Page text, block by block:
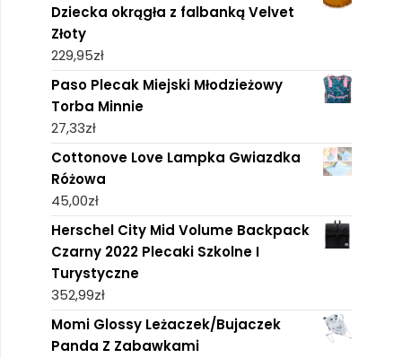
Dziecka okrągła z falbanką Velvet
Złoty
229,95zł
Paso Plecak Miejski Młodzieżowy
Torba Minnie
27,33zł
Cottonove Love Lampka Gwiazdka
Różowa
45,00zł
Herschel City Mid Volume Backpack
Czarny 2022 Plecaki Szkolne I
Turystyczne
352,99zł
Momi Glossy Leżaczek/Bujaczek
Panda Z Zabawkami